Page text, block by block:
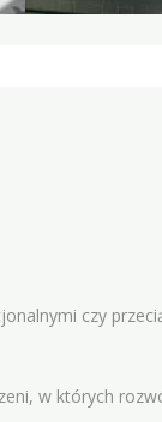
czy
w których